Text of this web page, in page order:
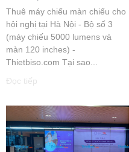
Thuê máy chiếu màn chiếu cho
hội nghị tại Hà Nội - Bộ số 3
(máy chiếu 5000 lumens và
màn 120 inches) -
Thietbiso.com Tại sao...
Đọc tiếp